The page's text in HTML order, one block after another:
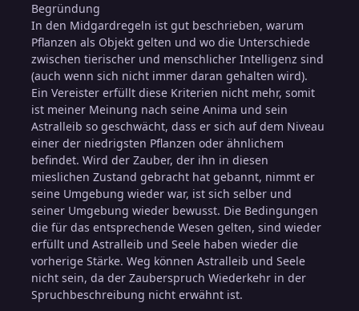
Begründung
In den Midgardregeln ist gut beschrieben, warum
Pflanzen als Objekt gelten und wo die Unterschiede
zwischen tierischer und menschlicher Intelligenz sind
(auch wenn sich nicht immer daran gehalten wird).
Ein Vereister erfüllt diese Kriterien nicht mehr, somit
ist meiner Meinung nach seine Anima und sein
Astralleib so geschwächt, dass er sich auf dem Niveau
einer der niedrigsten Pflanzen oder ähnlichem
befindet. Wird der Zauber, der ihn in diesen
mieslichen Zustand gebracht hat gebannt, nimmt er
seine Umgebung wieder war, ist sich selber und
seiner Umgebung wieder bewusst. Die Bedingungen
die für das entsprechende Wesen gelten, sind wieder
erfüllt und Astralleib und Seele haben wieder die
vorherige Stärke. Weg können Astralleib und Seele
nicht sein, da der Zauberspruch Wiederkehr in der
Spruchbeschreibung nicht erwähnt ist.